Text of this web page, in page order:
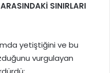
SINIRLARI
yetiştiğini ve bu
vurgulayan